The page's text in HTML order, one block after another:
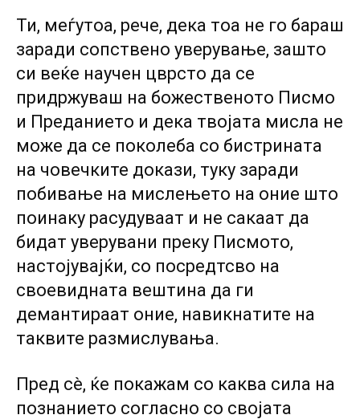
Ти, меѓутоа, рече, дека тоа не го бараш
заради сопствено уверување, зашто
си веќе научен цврсто да се
придржуваш на божественото Писмо
и Преданието и дека твојата мисла не
може да се поколеба со бистрината
на човечките докази, туку заради
побивање на мислењето на оние што
поинаку расудуваат и не сакаат да
бидат уверувани преку Писмото,
настојувајќи, со посредтсво на
своевидната вештина да ги
демантираат оние, навикнатите на
таквите размислувања.
Пред сè, ќе покажам со каква сила на
познанието согласно со својата